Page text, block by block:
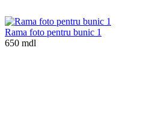
Rama foto pentru bunic 1
650 mdl